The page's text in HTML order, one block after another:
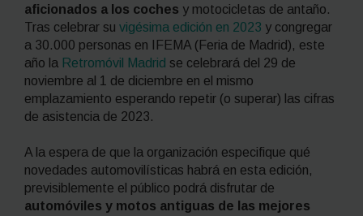
aficionados a los coches y motocicletas de antaño.
Tras celebrar su vigésima edición en 2023 y congregar
a 30.000 personas en IFEMA (Feria de Madrid), este
año la Retromóvil Madrid se celebrará del 29 de
noviembre al 1 de diciembre en el mismo
emplazamiento esperando repetir (o superar) las cifras
de asistencia de 2023.
A la espera de que la organización especifique qué
novedades automovilísticas habrá en esta edición,
previsiblemente el público podrá disfrutar de
automóviles y motos antiguas de las mejores